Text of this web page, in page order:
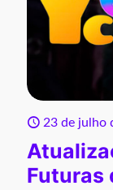
23 de julho
Futuras